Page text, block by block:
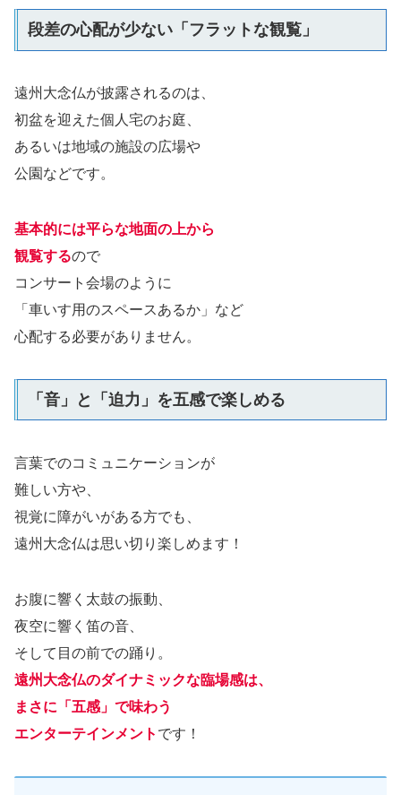
段差の心配が少ない「フラットな観覧」
遠州大念仏が披露されるのは、
初盆を迎えた個人宅のお庭、
あるいは地域の施設の広場や
公園などです。
基本的には平らな地面の上から
観覧するので
コンサート会場のように
「車いす用のスペースあるか」など
心配する必要がありません。
「音」と「迫力」を五感で楽しめる
言葉でのコミュニケーションが
難しい方や、
視覚に障がいがある方でも、
遠州大念仏は思い切り楽しめます！
お腹に響く太鼓の振動、
夜空に響く笛の音、
そして目の前での踊り。
遠州大念仏のダイナミックな臨場感は、
まさに「五感」で味わう
エンターテインメント です！